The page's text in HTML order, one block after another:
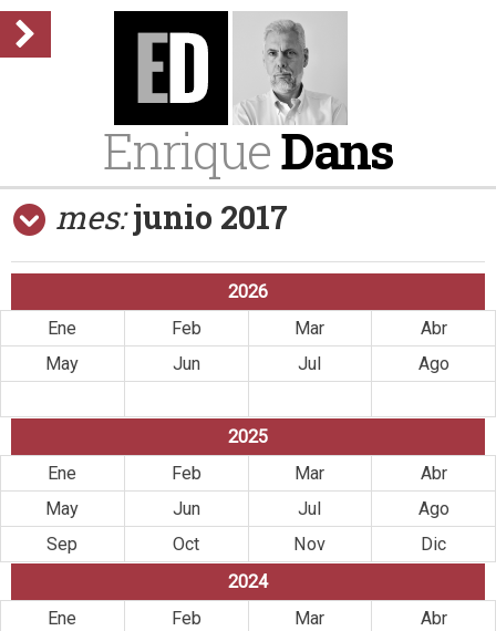
EnriqueDans
mes: junio 2017
2026
Ene
Feb Mar
Abr
May
Jun Jul
Ago
2025
Ene
Feb Mar
Abr
May
Jun Jul
Ago
Sep
Oct Nov
Dic
2024
Ene
Feb Mar
Abr